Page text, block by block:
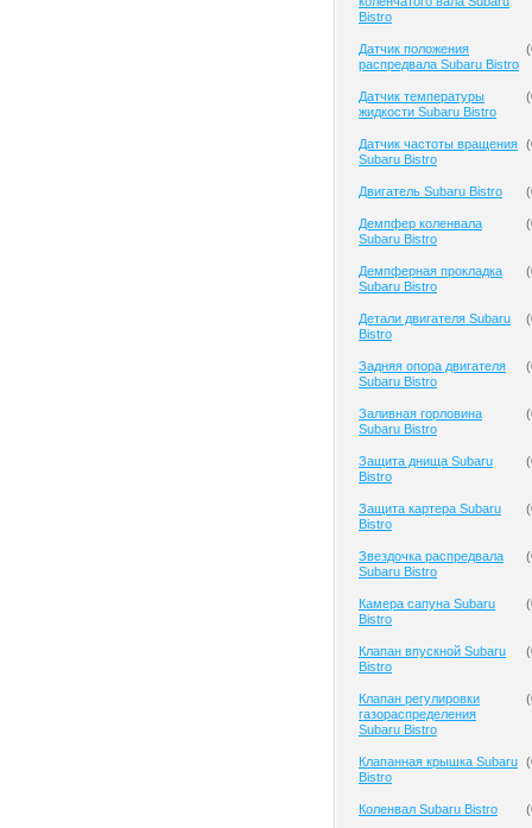
Bistro
Датчик положения
распредвала Subaru Bistro
(
Датчик температуры
жидкости Subaru Bistro
(
Датчик частоты вращения
Subaru Bistro
(
Двигатель Subaru Bistro (
Демпфер коленвала
Subaru Bistro
(
Демпферная прокладка
Subaru Bistro
(
Детали двигателя Subaru
Bistro
(
Задняя опора двигателя
Subaru Bistro
(
Заливная горловина
Subaru Bistro
(
Защита днища Subaru
Bistro
(
Защита картера Subaru
Bistro
(
Звездочка распредвала
Subaru Bistro
(
Камера сапуна Subaru
Bistro
(
Клапан впускной Subaru
Bistro
(
Клапан регулировки
газораспределения
Subaru Bistro
(
Клапанная крышка Subaru
Bistro
(
Коленвал Subaru Bistro (